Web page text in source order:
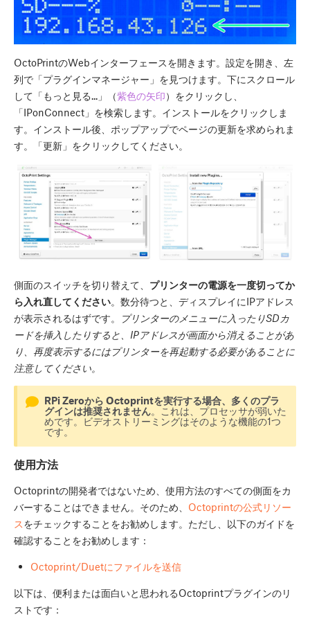
OctoPrintのWebインターフェースを開きます。設定を開き、左
列で「プラグインマネージャー」を見つけます。下にスクロール
して「もっと見る...」（紫色の矢印）をクリックし、
「IPonConnect」を検索します。インストールをクリックしま
す。インストール後、ポップアップでページの更新を求められま
す。「更新」をクリックしてください。
側面のスイッチを切り替えて、 プリンターの電源を一度切ってか
ら入れ直してください。数分待つと、ディスプレイにIPアドレス
が表示されるはずです。
プリンターのメニューに入ったりSDカ
ードを挿入したりすると、IPアドレスが画面から消えることがあ
り、再度表示するにはプリンターを再起動する必要があることに
注意してください。
RPi Zeroから Octoprintを実行する場合、多くのプラ
グインは推奨されません。これは、プロセッサが弱いた
めです。ビデオストリーミングはそのような機能の1つ
です。
使用方法
Octoprintの開発者ではないため、使用方法のすべての側面をカ
バーすることはできません。そのため、 Octoprintの公式リソー
スをチェックすることをお勧めします。ただし、以下のガイドを
確認することをお勧めします：
Octoprint/Duetにファイルを送信
以下は、便利または面白いと思われるOctoprintプラグインのリ
ストです：